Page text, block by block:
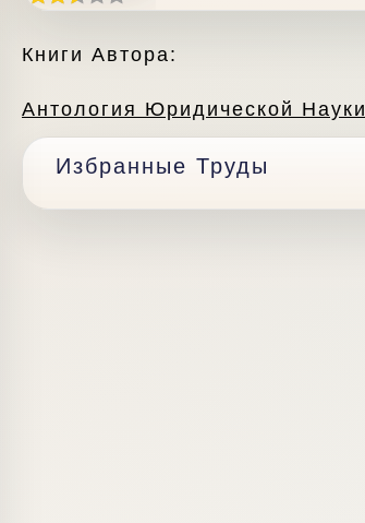
Книги Автора:
Антология Юридической Науки
Избранные Труды